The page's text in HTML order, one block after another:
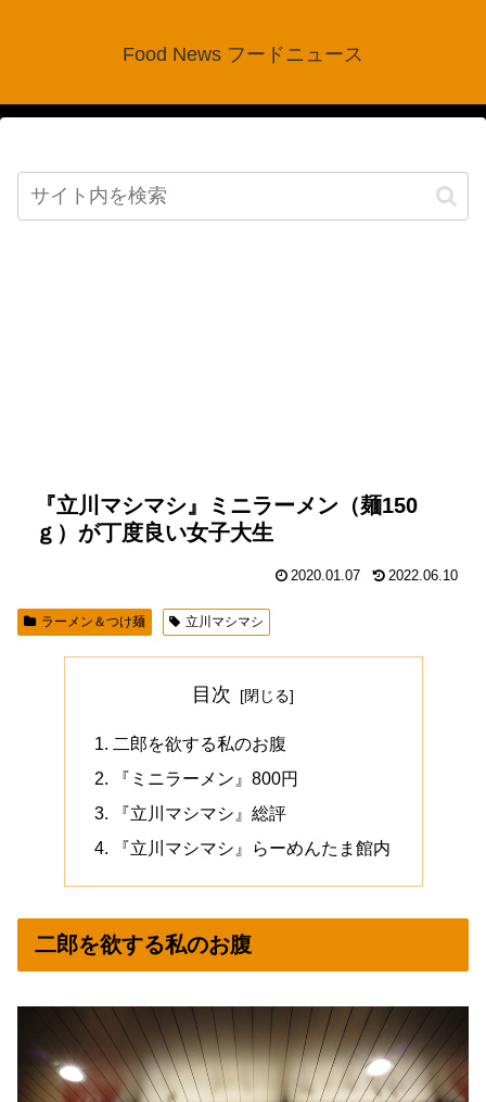
Food News フードニュース
『立川マシマシ』ミニラーメン（麺150
ｇ）が丁度良い女子大生
2020.01.07 2022.06.10
ラーメン＆つけ麺 立川マシマシ
目次
二郎を欲する私のお腹
『ミニラーメン』800円
『立川マシマシ』総評
『立川マシマシ』らーめんたま館内
二郎を欲する私のお腹